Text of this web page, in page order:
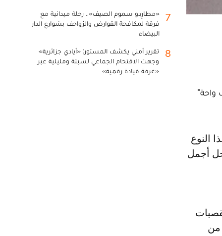
واحة"
أجمل
من
7
«مطارِدو سموم الصيف».. رحلة ميدانية مع
فرقة لمكافحة القوارض والزواحف بشوارع الدار
البيضاء
8
تقرير أمني يكشف المستور: «أيادي جزائرية»
وجهت الاقتحام الجماعي لسبتة ومليلية عبر
«غرفة قيادة رقمية»